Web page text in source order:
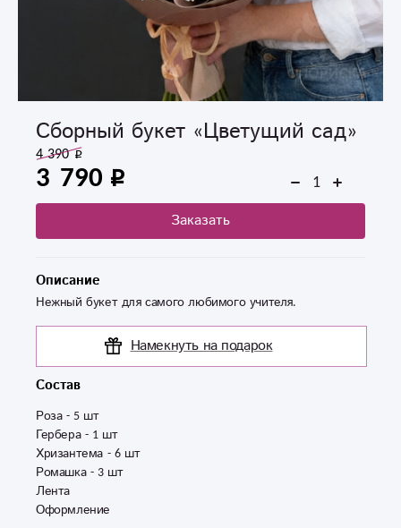
Сборный букет «Цветущий сад»
3 790
4 390
Заказать
Описание
Нежный букет для самого любимого учителя.
Намекнуть на подарок
Состав
Роза - 5 шт
Гербера - 1 шт
Хризантема - 6 шт
Ромашка - 3 шт
Лента
Оформление